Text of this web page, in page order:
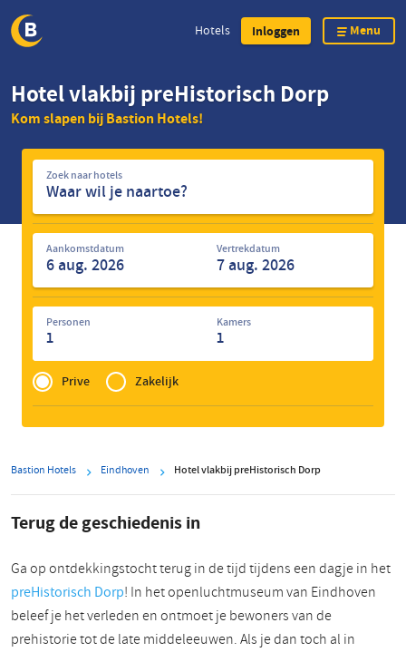
naar
inhoud
Hotels Inloggen Menu
Hotel vlakbij preHistorisch Dorp
Kom slapen bij Bastion Hotels!
Zoek
naar
hotels
Zoek naar hotels
Aankomstdatum Vertrekdatum
Personen
1
Kamers
1
Privé
of
Zakelijk
Prive Zakelijk
Bastion Hotels Eindhoven Hotel vlakbij preHistorisch Dorp
Terug de geschiedenis in
Ga op ontdekkingstocht terug in de tijd tijdens een dagje in het
preHistorisch Dorp! In het openluchtmuseum van Eindhoven
beleef je het verleden en ontmoet je bewoners van de
prehistorie tot de late middeleeuwen. Als je dan toch al in